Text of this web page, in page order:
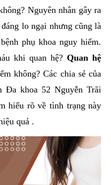
Nguyên nhân gây ra
lo ngại nhưng cũng là
phụ khoa nguy hiểm.
khi quan hệ?Quan hệ
không? Các chia sẻ của
Đa khoa 52 Nguyễn Trãi
hiểu rõ về tình trạng này
quả .